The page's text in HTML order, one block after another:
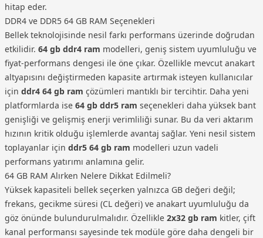
hitap eder.
DDR4 ve DDR5 64 GB RAM Seçenekleri
Bellek teknolojisinde nesil farkı performans üzerinde doğrudan
etkilidir. 64 gb ddr4 ram modelleri, geniş sistem uyumluluğu ve
fiyat-performans dengesi ile öne çıkar. Özellikle mevcut anakart
altyapısını değiştirmeden kapasite artırmak isteyen kullanıcılar
için ddr4 64 gb ram çözümleri mantıklı bir tercihtir. Daha yeni
platformlarda ise 64 gb ddr5 ram seçenekleri daha yüksek bant
genişliği ve gelişmiş enerji verimliliği sunar. Bu da veri aktarım
hızının kritik olduğu işlemlerde avantaj sağlar. Yeni nesil sistem
toplayanlar için ddr5 64 gb ram modelleri uzun vadeli
performans yatırımı anlamına gelir.
64 GB RAM Alırken Nelere Dikkat Edilmeli?
Yüksek kapasiteli bellek seçerken yalnızca GB değeri değil;
frekans, gecikme süresi (CL değeri) ve anakart uyumluluğu da
göz önünde bulundurulmalıdır. Özellikle 2x32 gb ram kitler, çift
kanal performansı sayesinde tek modüle göre daha dengeli bir